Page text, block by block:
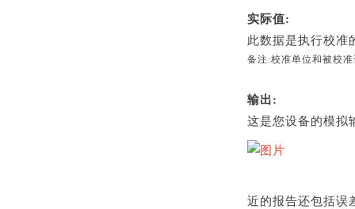
实际值:
此数据是执行校准
备注:校准单位和被校
输出:
这是您设备的模拟
近的报告还包括误